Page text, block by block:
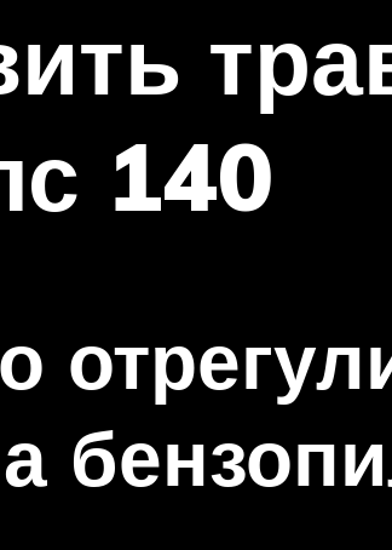
140